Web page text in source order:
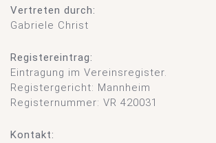
Vertreten durch:
Gabriele Christ
Registereintrag:
Eintragung im Vereinsregister.
Registergericht: Mannheim
Registernummer: VR 420031
Kontakt: